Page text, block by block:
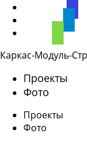
discourse
telegram
Каркас-Модуль-
Проекты
Фото
Проекты
Фото